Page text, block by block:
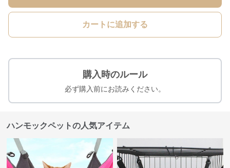
カートに追加する
購入時のルール
必ず購入前にお読みください。
ハンモックペットの人気アイテム